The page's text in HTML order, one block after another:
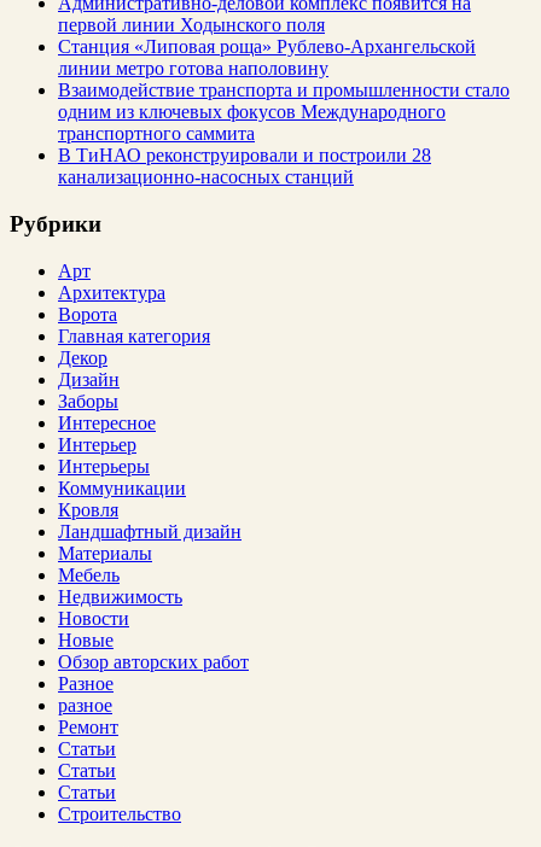
первой линии Ходынского поля
Станция «Липовая роща» Рублево-Архангельской
линии метро готова наполовину
Взаимодействие транспорта и промышленности стало
одним из ключевых фокусов Международного
транспортного саммита
В ТиНАО реконструировали и построили 28
канализационно-насосных станций
Рубрики
Арт
Архитектура
Ворота
Главная категория
Декор
Дизайн
Заборы
Интересное
Интерьер
Интерьеры
Коммуникации
Кровля
Ландшафтный дизайн
Материалы
Мебель
Недвижимость
Новости
Новые
Обзор авторских работ
Разное
разное
Ремонт
Статьи
Статьи
Статьи
Строительство